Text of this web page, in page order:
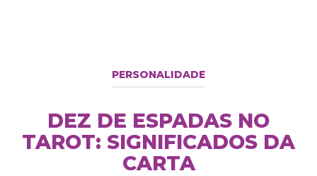
PERSONALIDADE
DEZ DE ESPADAS NO
TAROT: SIGNIFICADOS DA
CARTA